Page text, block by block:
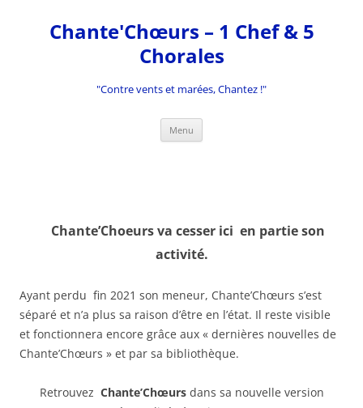
contenuChante'Chœurs – 1 Chef & 5
Chorales
"Contre vents et marées, Chantez !"
Menu
Chante’Choeurs va cesser ici en partie son
activité.
Ayant perdu fin 2021 son meneur, Chante’Chœurs s’est
séparé et n’a plus sa raison d’être en l’état. Il reste visible
et fonctionnera encore grâce aux « dernières nouvelles de
Chante’Chœurs » et par sa bibliothèque.
Retrouvez Chante’Chœursdans sa nouvelle version